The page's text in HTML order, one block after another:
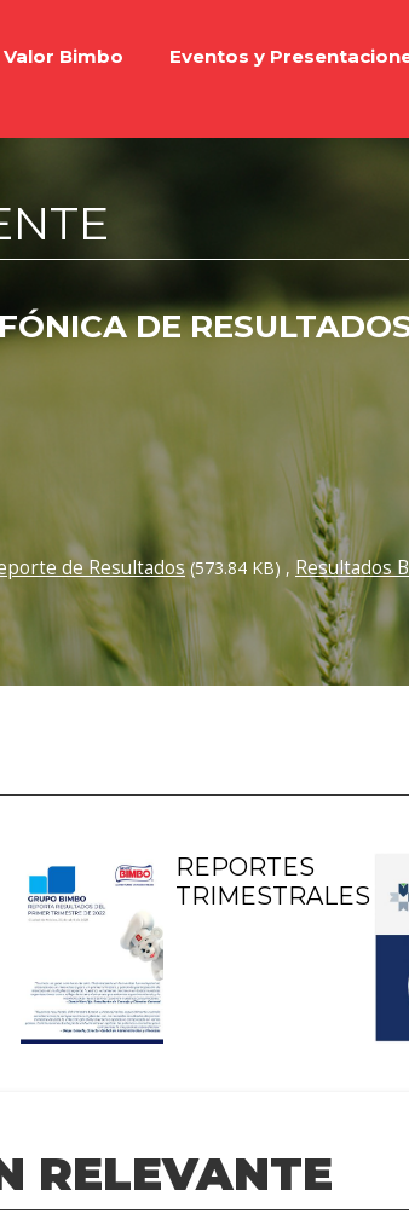
Valor Bimbo Eventos y
DE
de Resultados (573.84 KB) , Resultados
REPORTES
TRIMESTRALES
RELEVANTE